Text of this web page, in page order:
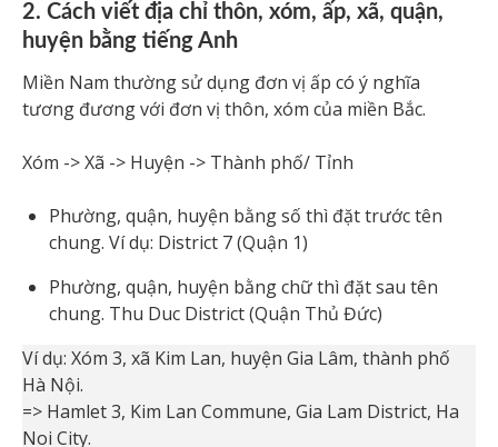
2. Cách viết địa chỉ thôn, xóm, ấp, xã, quận,
huyện bằng tiếng Anh
Miền Nam thường sử dụng đơn vị ấp có ý nghĩa
tương đương với đơn vị thôn, xóm của miền Bắc.
Xóm -> Xã -> Huyện -> Thành phố/ Tỉnh
Phường, quận, huyện bằng số thì đặt trước tên
chung. Ví dụ: District 7 (Quận 1)
Phường, quận, huyện bằng chữ thì đặt sau tên
chung. Thu Duc District (Quận Thủ Đức)
Ví dụ: Xóm 3, xã Kim Lan, huyện Gia Lâm, thành phố
Hà Nội.
=> Hamlet 3, Kim Lan Commune, Gia Lam District, Ha
Noi City.